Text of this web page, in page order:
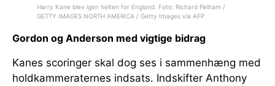
Harry Kane blev igen helten for England. Foto: Richard Pelham /
GETTY IMAGES NORTH AMERICA / Getty Images via AFP
Gordon og Anderson med vigtige bidrag
Kanes scoringer skal dog ses i sammenhæng med
holdkammeraternes indsats. Indskifter Anthony